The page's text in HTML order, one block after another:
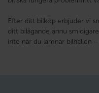
Efter ditt bilköp erbjuder vi
ditt bilägande ännu
inte när du lämnar bilhallen